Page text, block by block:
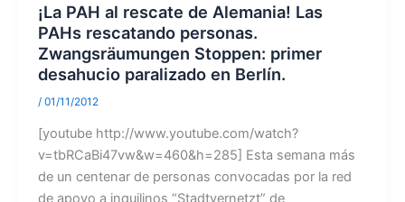
¡La PAH al rescate de Alemania! Las
PAHs rescatando personas.
Zwangsräumungen Stoppen: primer
desahucio paralizado en Berlín.
/ 01/11/2012
[youtube http://www.youtube.com/watch?
v=tbRCaBi47vw&w=460&h=285] Esta semana más
de un centenar de personas convocadas por la red
de apoyo a inquilinos “Stadtvernetzt” de